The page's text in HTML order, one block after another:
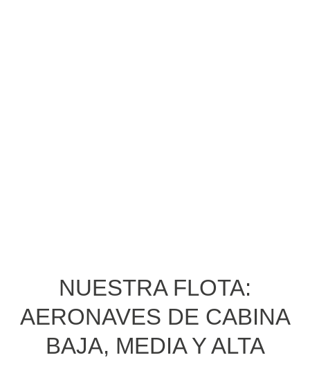
NUESTRA FLOTA:
AERONAVES DE CABINA
BAJA, MEDIA Y ALTA